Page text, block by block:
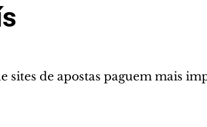
sites de apostas paguem mais